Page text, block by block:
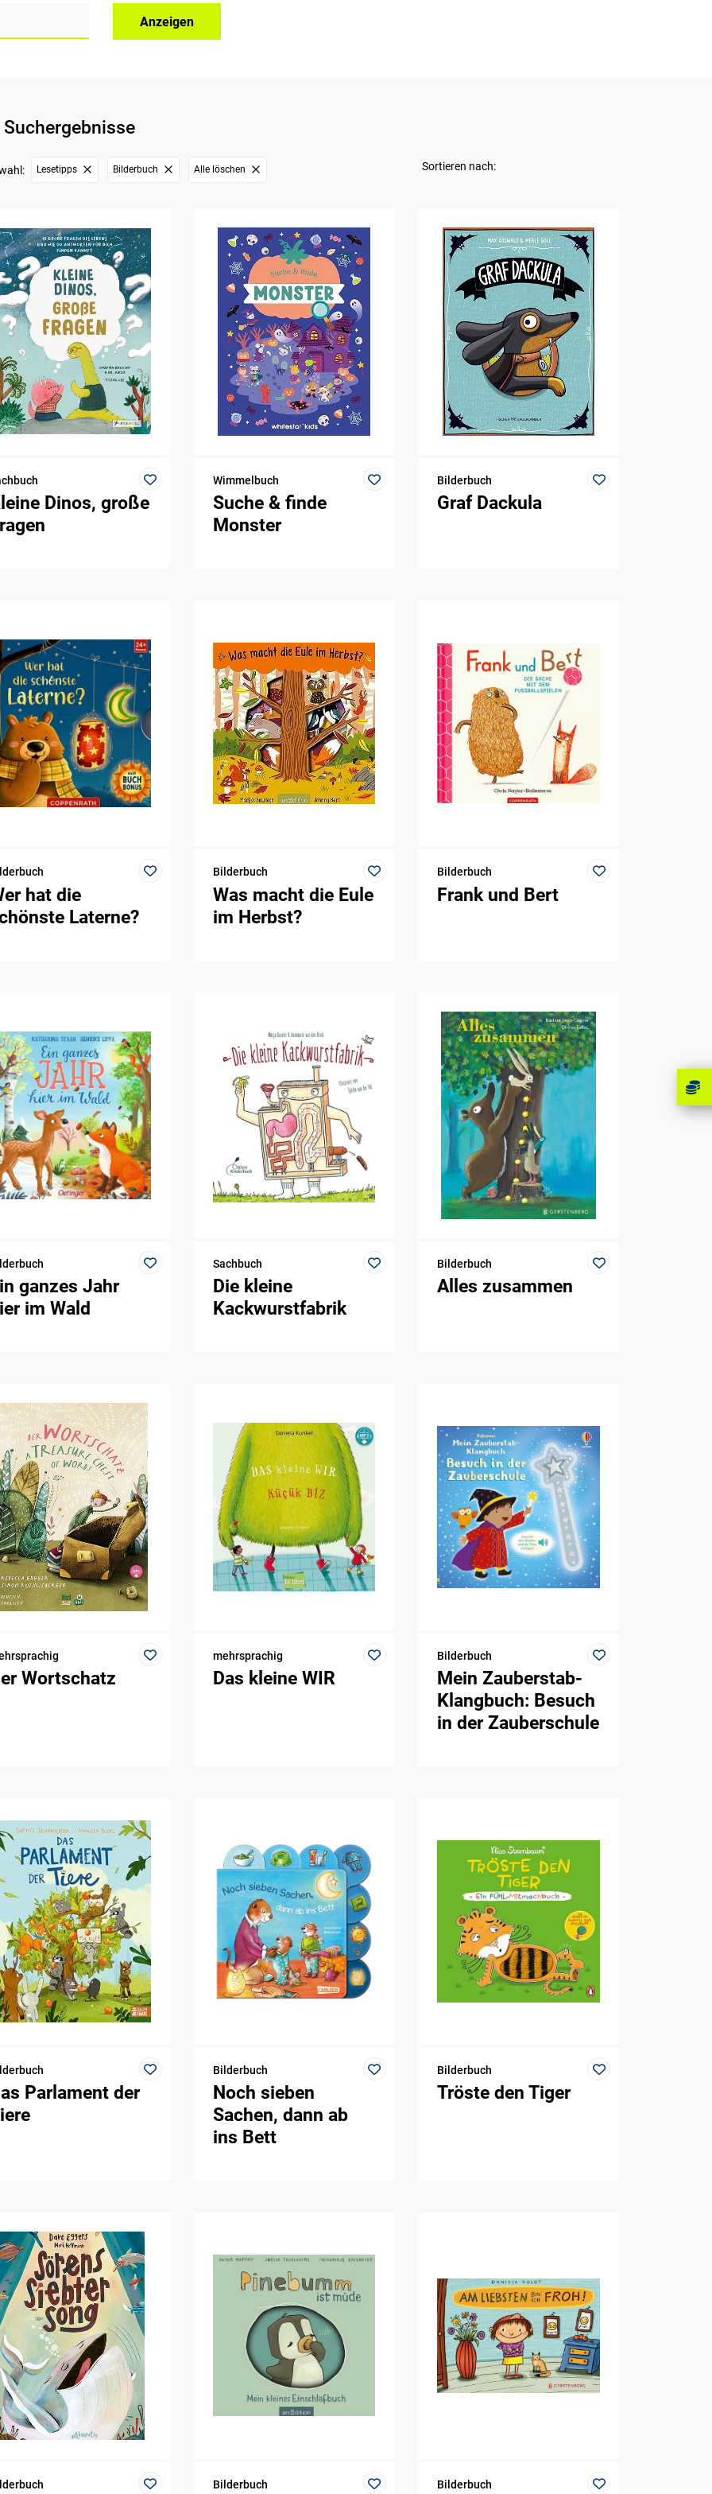
Anzeigen
Lesetipps Bilderbuch Alle löschen Sortieren nach:
Dinos, große
Wimmelbuch
Suche & finde
Monster
Bilderbuch
Graf Dackula
hat die
Laterne?
Bilderbuch
Was macht die Eule
im Herbst?
Bilderbuch
Frank und Bert
ganzes Jahr
im Wald
Sachbuch
Die kleine
Kackwurstfabrik
Bilderbuch
Alles zusammen
Wortschatz
mehrsprachig
Das kleine WIR
Bilderbuch
Mein Zauberstab-
Klangbuch: Besuch
in der Zauberschule
Parlament der
Bilderbuch
Noch sieben
Sachen, dann ab
ins Bett
Bilderbuch
Tröste den Tiger
Bilderbuch Bilderbuch